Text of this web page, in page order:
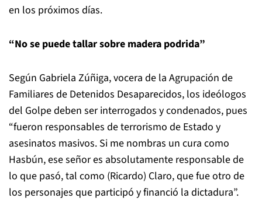
en los próximos días.
“No se puede tallar sobre madera podrida”
Según Gabriela Zúñiga, vocera de la Agrupación de
Familiares de Detenidos Desaparecidos, los ideólogos
del Golpe deben ser interrogados y condenados, pues
“fueron responsables de terrorismo de Estado y
asesinatos masivos. Si me nombras un cura como
Hasbún, ese señor es absolutamente responsable de
lo que pasó, tal como (Ricardo) Claro, que fue otro de
los personajes que participó y financió la dictadura”.